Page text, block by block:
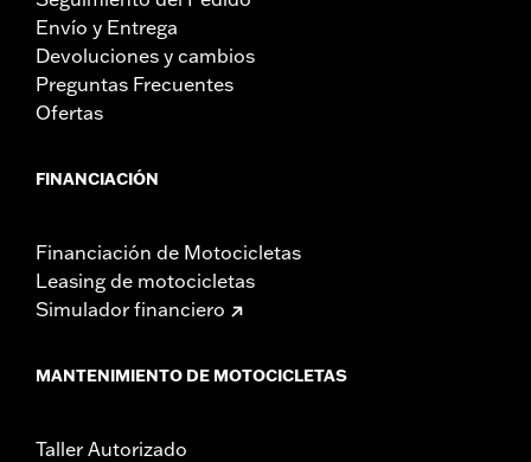
Envío y Entrega
Devoluciones y cambios
Preguntas Frecuentes
Ofertas
FINANCIACIÓN
Financiación de Motocicletas
Leasing de motocicletas
Simulador financiero
MANTENIMIENTO DE MOTOCICLETAS
Taller Autorizado